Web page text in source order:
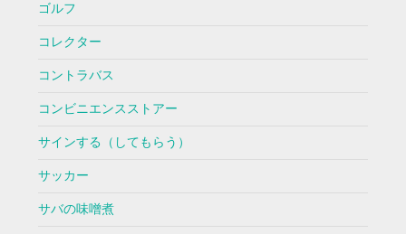
ゴルフ
コレクター
コントラバス
コンビニエンスストアー
サインする（してもらう）
サッカー
サバの味噌煮